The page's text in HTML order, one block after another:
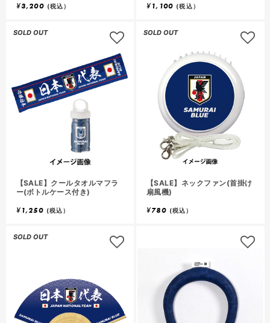
¥3,200 (税込） ¥1,100 (税込）
SOLD OUT
【SALE】クールタオルマフラ
ー(ボトルケース付き)
¥1,250 (税込）
SOLD OUT
【SALE】ネックファン(首掛け
扇風機)
¥780 (税込）
SOLD OUT